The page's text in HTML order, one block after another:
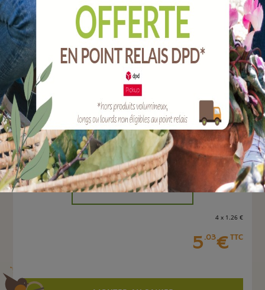
Gâche à équerre pour serrure à larder
Alsace entraxe 72 mm.
Ref : QGGE
Marque :
SOERGEN Distribution
Quantité :
Unité
-
4 x 1 .26 €
5.03€TTC